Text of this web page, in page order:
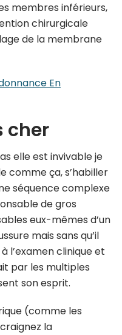
membres inférieurs,
chirurgicale
de la membrane
En
cher
elle est invivable je
comme ça, s’habiller
séquence complexe
de gros
eux-mêmes d’un
mais sans qu’il
l’examen clinique et
par les multiples
son esprit.
(comme les
la